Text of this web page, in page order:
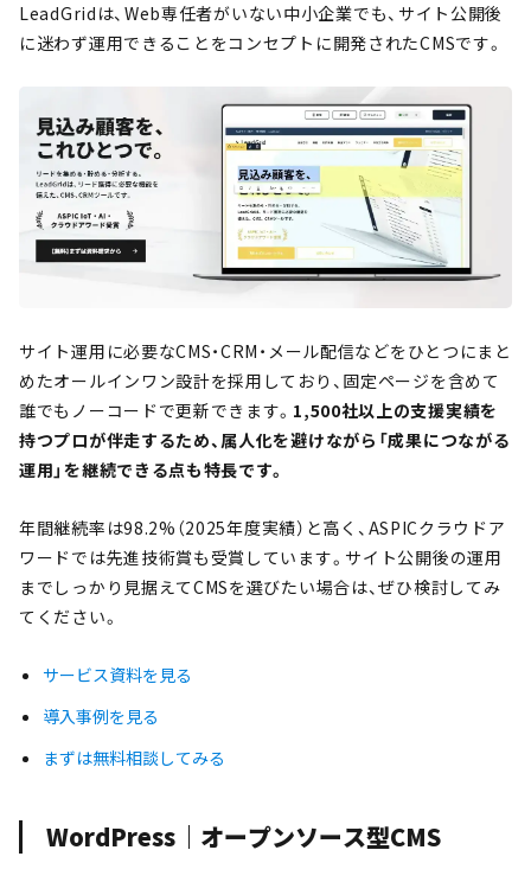
LeadGridは、Web専任者がいない中小企業でも、サイト公開後
に迷わず運用できることをコンセプトに開発されたCMSです。
サイト運用に必要なCMS・CRM・メール配信などをひとつにまと
めたオールインワン設計を採用しており、固定ページを含めて
誰でもノーコードで更新できます。 1,500社以上の支援実績を
持つプロが伴走するため、属人化を避けながら「成果につながる
運用」を継続できる点も特長です。
年間継続率は98.2%（2025年度実績）と高く、ASPICクラウドア
ワードでは先進技術賞も受賞しています。サイト公開後の運用
までしっかり見据えてCMSを選びたい場合は、ぜひ検討してみ
てください。
サービス資料を見る
導入事例を見る
まずは無料相談してみる
WordPress｜オープンソース型CMS